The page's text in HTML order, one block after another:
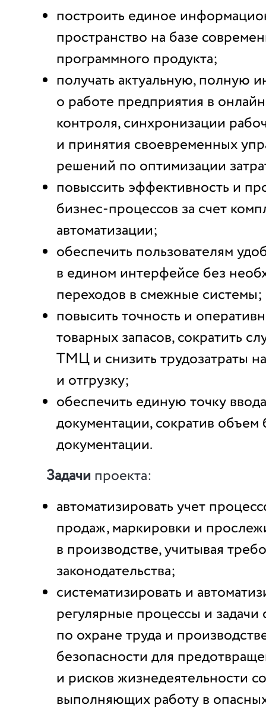
построить единое
пространство на базе
программного продукта;
получать актуальную, полную
о работе предприятия в
контроля, синхронизации
и принятия своевременных
решений по оптимизации
повыссить эффективность и
бизнес-процессов за счет
автоматизации;
обеспечить пользователям
в едином интерфейсе без
переходов в смежные системы;
повысить точность и
товарных запасов, сократить
ТМЦ и снизить трудозатраты
и отгрузку;
обеспечить единую точку
документации, сократив
документации.
Задачи проекта:
автоматизировать учет
продаж, маркировки и
в производстве, учитывая
законодательства;
систематизировать и
регулярные процессы и
по охране труда и
безопасности для
и рисков жизнедеятельности
выполняющих работу в